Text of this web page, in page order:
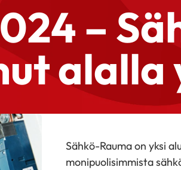
–
alalla
Sähkö-Rauma on yksi
monipuolisimmista